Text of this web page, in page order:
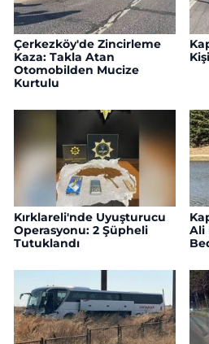
Çerkezköy'de Zincirleme
Kaza: Takla Atan
Otomobilden Mucize
Kurtulu
Kırklareli'nde Uyuşturucu
Operasyonu: 2 Şüpheli
Tutuklandı
Ali